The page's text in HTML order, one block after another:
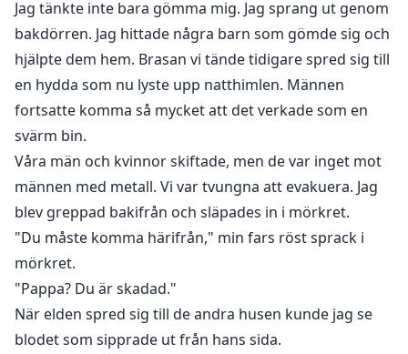
Jag tänkte inte bara gömma mig. Jag sprang ut genom
bakdörren. Jag hittade några barn som gömde sig och
hjälpte dem hem. Brasan vi tände tidigare spred sig till
en hydda som nu lyste upp natthimlen. Männen
fortsatte komma så mycket att det verkade som en
svärm bin.
Våra män och kvinnor skiftade, men de var inget mot
männen med metall. Vi var tvungna att evakuera. Jag
blev greppad bakifrån och släpades in i mörkret.
"Du måste komma härifrån," min fars röst sprack i
mörkret.
"Pappa? Du är skadad."
När elden spred sig till de andra husen kunde jag se
blodet som sipprade ut från hans sida.